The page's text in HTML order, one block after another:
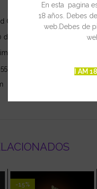
En esta pagina
18 años. Debes
web.Debes de
I AM
OG Kush
semana de octubre
m2
-15%